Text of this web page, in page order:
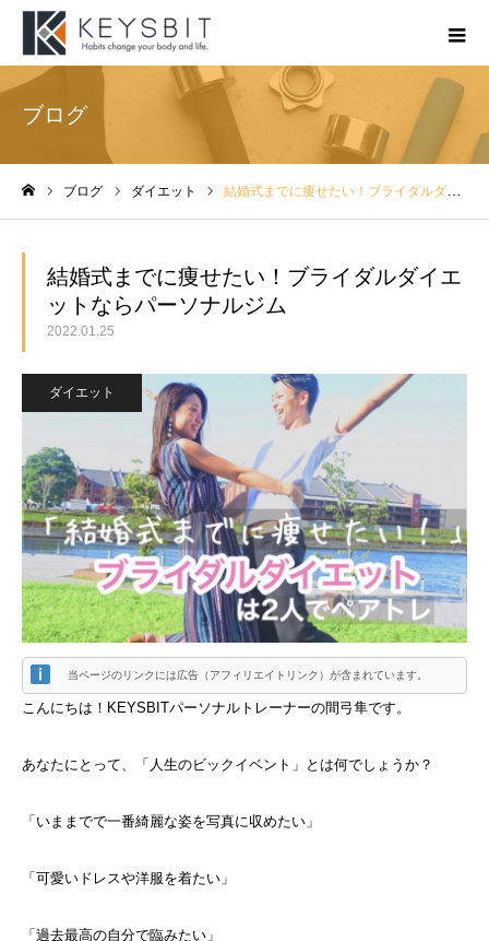
ブログ
ブログ ダイエット 結婚式までに痩せたい！ブライダルダイエットならパーソナルジム
結婚式までに痩せたい！ブライダルダイエ
ットならパーソナルジム
2022.01.25
ダイエット
当ページのリンクには広告（アフィリエイトリンク）が含まれています。
こんにちは！KEYSBITパーソナルトレーナーの間弓隼です。
あなたにとって、「人生のビックイベント」とは何でしょうか？
「いままでで一番綺麗な姿を写真に収めたい」
「可愛いドレスや洋服を着たい」
「過去最高の自分で臨みたい」